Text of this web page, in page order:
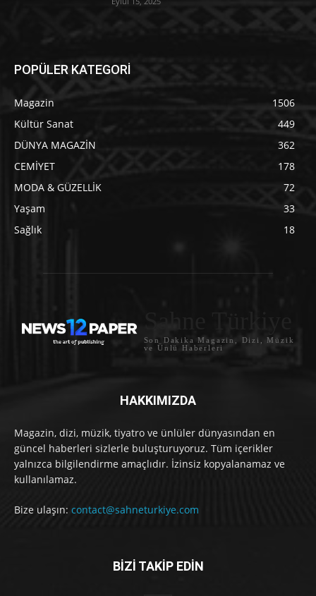
POPÜLER KATEGORİ
Magazin
1506
Kültür Sanat
449
DÜNYA MAGAZİN
362
CEMİYET
178
MODA & GÜZELLİK
72
Yaşam
33
Sağlık
18
Son Dakika Magazin, Dizi, Müzik
ve Ünlü Haberleri
HAKKIMIZDA
Magazin, dizi, müzik, tiyatro ve ünlüler dünyasından en
güncel haberleri sizlerle buluşturuyoruz. Tüm içerikler
yalnızca bilgilendirme amaçlıdır. İzinsiz kopyalanamaz ve
kullanılamaz.
Bize ulaşın: contact@sahneturkiye.com
BİZİ TAKİP EDİN